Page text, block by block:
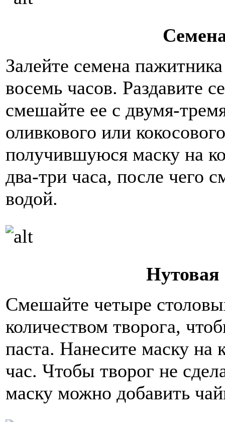
Залейте семена
восемь часов. Раздавите
смешайте ее с двумя-
оливкового или
получившуюся маску на
два-три часа, после чего
водой.
Нутовая
Смешайте четыре
количеством творога,
паста. Нанесите маску на
час. Чтобы творог не
маску можно добавить